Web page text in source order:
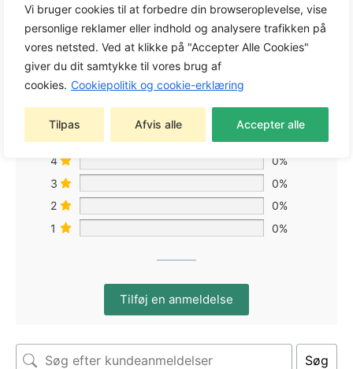
Vi bruger cookies til at forbedre din browseroplevelse, vise
personlige reklamer eller indhold og analysere trafikken på
vores netsted. Ved at klikke på "Accepter Alle Cookies"
giver du dit samtykke til vores brug af
cookies. Cookiepolitik og cookie-erklæring
Tilpas Afvis alle Accepter alle
0,0
Baseret på 0 anmeldelser
4
0%
3
0%
2
0%
1
0%
Tilføj en anmeldelse
Søg